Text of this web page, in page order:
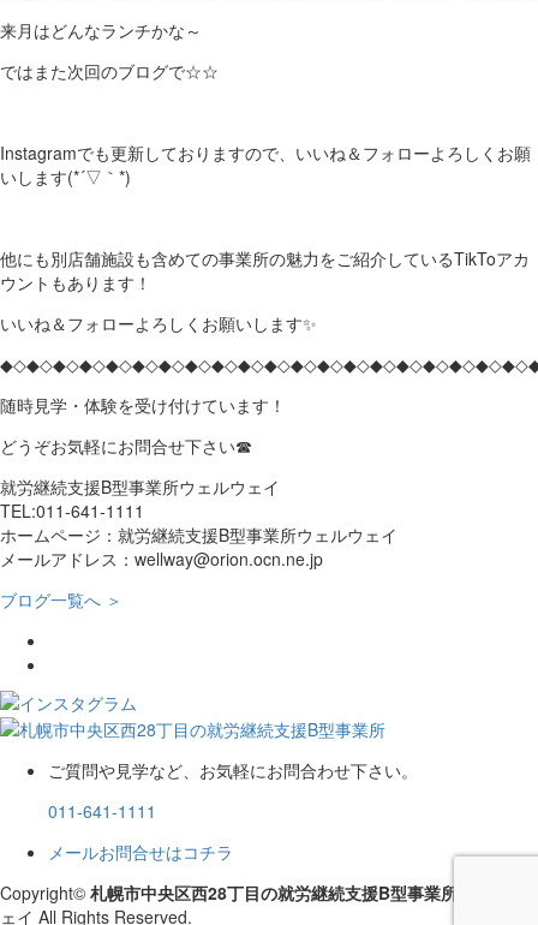
来月はどんなランチかな～
ではまた次回のブログで☆☆
Instagramでも更新しておりますので、いいね＆フォローよろしくお願
いします(*´▽｀*)
他にも別店舗施設も含めての事業所の魅力をご紹介しているTikToアカ
ウントもあります！
いいね＆フォローよろしくお願いします✨
随時見学・体験を受け付けています！
どうぞお気軽にお問合せ下さい☎
就労継続支援B型事業所ウェルウェイ
TEL:011-641-1111
ホームページ：就労継続支援B型事業所ウェルウェイ
メールアドレス：wellway@orion.ocn.ne.jp
ブログ一覧へ ＞
ご質問や見学など、お気軽にお問合わせ下さい。
011-641-1111
メールお問合せはコチラ
Copyright© 札幌市中央区西28丁目の就労継続支援B型事業所
ェイ All Rights Reserved.